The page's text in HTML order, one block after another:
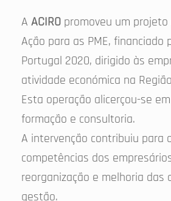
A ACIRO promoveu um
Ação para as PME, financiado
Portugal 2020, dirigido às
atividade económica na
Esta operação alicerçou-se
formação e consultoria.
A intervenção contribuiu para
competências dos
reorganização e melhoria das
gestão.